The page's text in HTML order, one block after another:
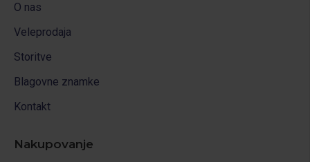
O nas
Veleprodaja
Storitve
Blagovne znamke
Kontakt
Nakupovanje